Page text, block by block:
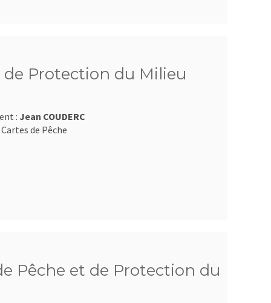
Protection du Milieu
: Jean COUDERC
de Pêche
Pêche et de Protection du